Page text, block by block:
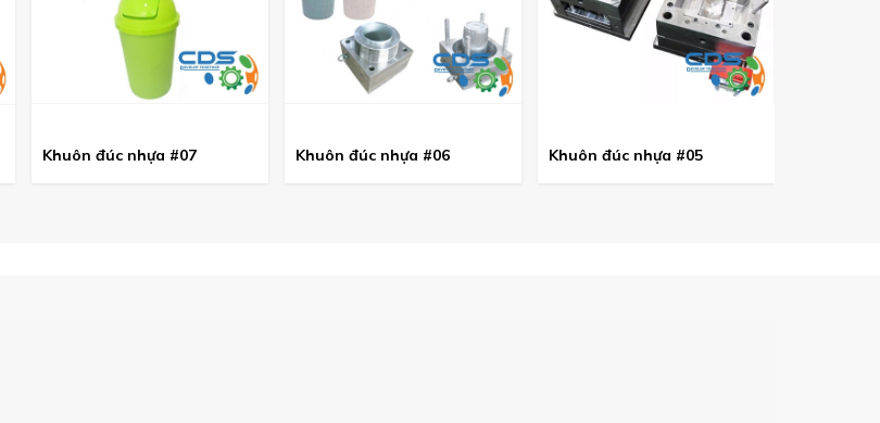
Khuôn đúc nhựa #07 Khuôn đúc nhựa #06 Khuôn đúc nhựa #05